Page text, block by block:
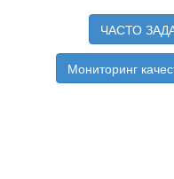
ЧАСТО
Мониторинг